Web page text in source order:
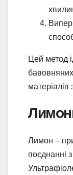
Цей метод
матеріалів
Лимон –
поєднанні